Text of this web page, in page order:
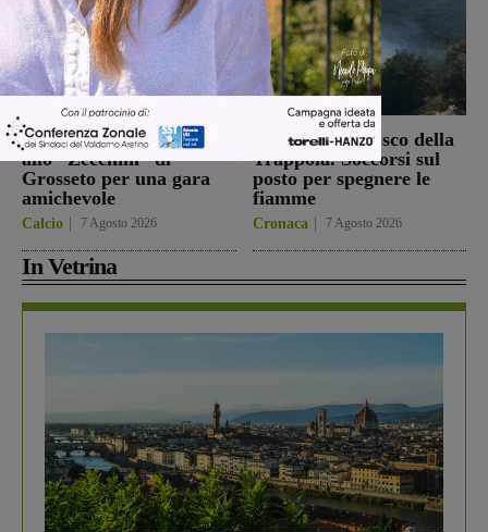
Il Terranuova Traiana
allo “Zecchini” di
Grosseto per una gara
amichevole
Calcio 7 Agosto 2026
Incendio nel bosco della
Trappola. Soccorsi sul
posto per spegnere le
fiamme
Cronaca 7 Agosto 2026
In Vetrina